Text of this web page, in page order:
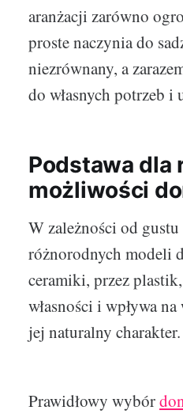
aranżacji zarówno
proste naczynia do
niezrównany, a
do własnych potrzeb i
Podstawa dla
możliwości
W zależności od
różnorodnych modeli
ceramiki, przez
własności i wpływa
jej naturalny charakter.
Prawidłowy wybór